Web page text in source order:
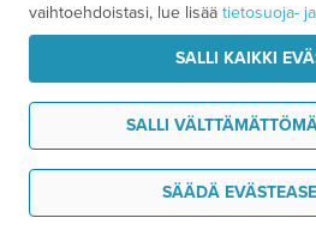
Majoituspaketti
14 vrk alk. 1577 € / hlö
Agadir:
Founty
vaihtoehdoistasi, lue lisää tietosuoja-
SALLI KAIKKI
SALLI
SÄÄDÄ